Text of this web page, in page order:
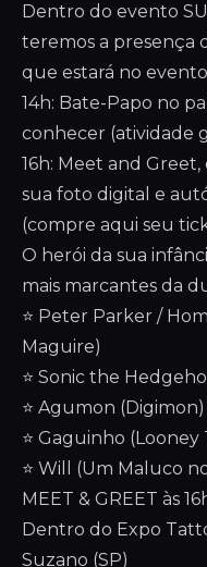
Dentro do evento
teremos a presença
que estará no
14h: Bate-Papo no
conhecer (atividade
16h: Meet and
sua foto digital e
(compre aqui seu
O herói da sua
mais marcantes da
⭐ Peter Parker /
Maguire)
⭐ Sonic the
⭐ Agumon (Digimon)
⭐ Gaguinho (Looney
⭐ Will (Um Maluco
MEET & GREET às
Dentro do Expo
Suzano (SP)